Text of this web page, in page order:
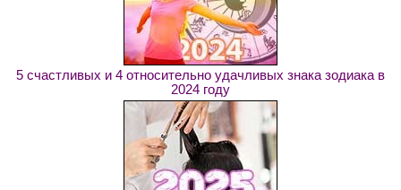
5 счастливых и 4 относительно удачливых знака зодиака в
2024 году